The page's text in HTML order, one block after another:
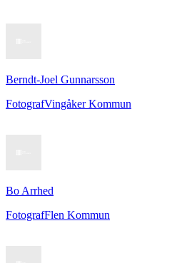
Berndt-Joel Gunnarsson
FotografVingåker Kommun
Bo Arrhed
FotografFlen Kommun